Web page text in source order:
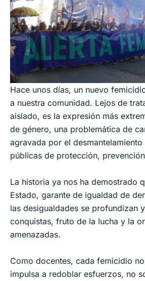
Hace unos días, un nuevo
a nuestra comunidad. Lejos de
aislado, es la expresión más
de género, una problemática de
agravada por el
públicas de protección,
La historia ya nos ha demostrado
Estado, garante de igualdad de
las desigualdades se profundizan
conquistas, fruto de la lucha y la
amenazadas.
Como docentes, cada femicidio
impulsa a redoblar esfuerzos, no